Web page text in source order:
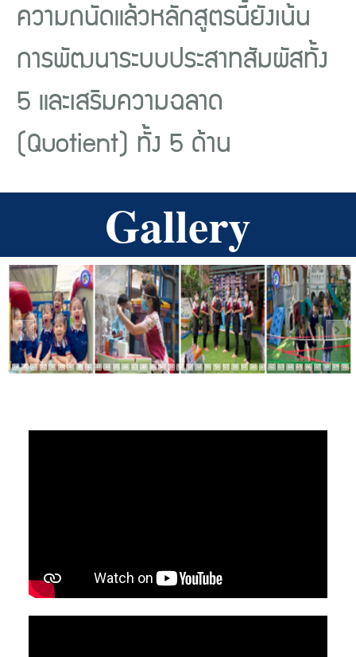
ความถนัดแล้วหลักสูตรนี้ยังเน้น
การพัฒนาระบบประสาทสัมผัสทั้ง
5 และเสริมความฉลาด
(Quotient) ทั้ง 5 ด้าน
Gallery
34 35 36 37 38 39 40 42 43 44 45 46 47 48 49 50 51 52 53 54 55 56 57 58 59 60 61 62 63 64 65 66 67 68 69
70
1
2 3 4 5 6 7 8 9 10